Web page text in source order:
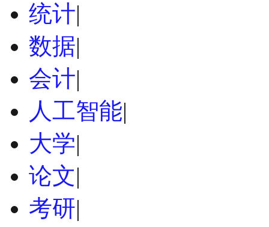
统计|
数据|
会计|
人工智能|
大学|
论文|
考研|